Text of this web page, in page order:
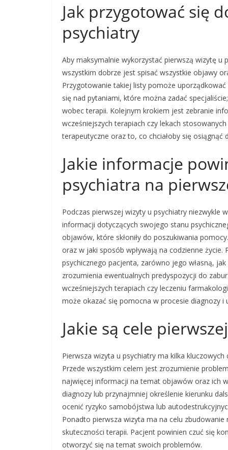
Jak przygotować się
psychiatry
Aby maksymalnie wykorzystać pierwszą wizytę
wszystkim dobrze jest spisać wszystkie objawy
Przygotowanie takiej listy pomoże
się nad pytaniami, które można zadać
wobec terapii. Kolejnym krokiem jest zebranie
wcześniejszych terapiach czy lekach
terapeutyczne oraz to, co chciałoby się osiągnąć
Jakie informacje
psychiatra na
Podczas pierwszej wizyty u psychiatry niezwykle
informacji dotyczących swojego stanu
objawów, które skłoniły do poszukiwania
oraz w jaki sposób wpływają na codzienne
psychicznego pacjenta, zarówno jego własną,
zrozumienia ewentualnych predyspozycji do
wcześniejszych terapiach czy leczeniu
może okazać się pomocna w procesie diagnozy i
Jakie są cele
Pierwsza wizyta u psychiatry ma kilka
Przede wszystkim celem jest zrozumienie
najwięcej informacji na temat objawów oraz ich
diagnozy lub przynajmniej określenie kierunku
ocenić ryzyko samobójstwa lub
Ponadto pierwsza wizyta ma na celu
skuteczności terapii. Pacjent powinien czuć się
otworzyć się na temat swoich problemów.